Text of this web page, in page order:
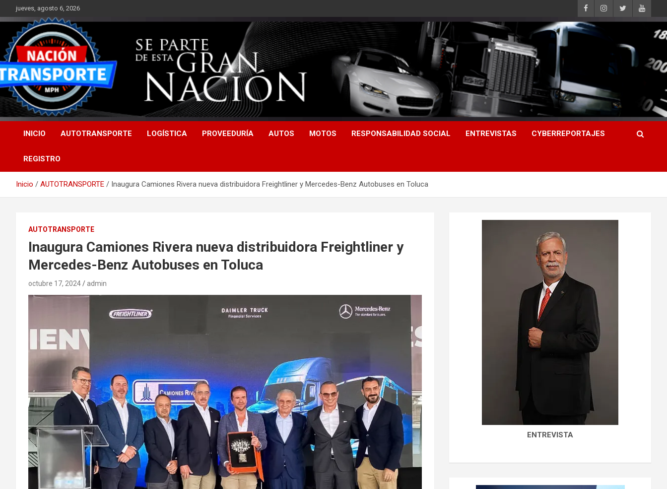
Saltar
al
contenido
jueves, agosto 6, 2026
INICIO AUTOTRANSPORTE LOGÍSTICA PROVEEDURÍA AUTOS MOTOS RESPONSABILIDAD SOCIAL ENTREVISTAS CYBERREPORTAJES
REGISTRO
Inicio AUTOTRANSPORTE Inaugura Camiones Rivera nueva distribuidora Freightliner y Mercedes-Benz Autobuses en Toluca
AUTOTRANSPORTE
Inaugura Camiones Rivera nueva distribuidora Freightliner y
Mercedes-Benz Autobuses en Toluca
octubre 17, 2024 admin
ENTREVISTA